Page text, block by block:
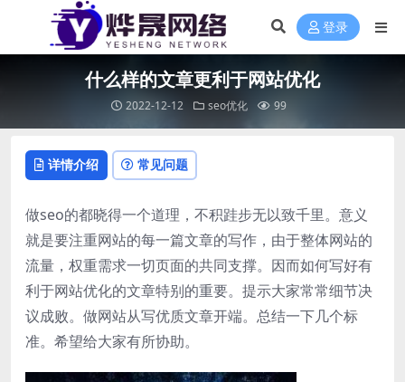
登录
什么样的文章更利于网站优化
2022-12-12 seo优化 99
详情介绍 常见问题
做seo的都晓得一个道理，不积跬步无以致千里。意义
就是要注重网站的每一篇文章的写作，由于整体网站的
流量，权重需求一切页面的共同支撑。因而如何写好有
利于网站优化的文章特别的重要。提示大家常常细节决
议成败。做网站从写优质文章开端。总结一下几个标
准。希望给大家有所协助。